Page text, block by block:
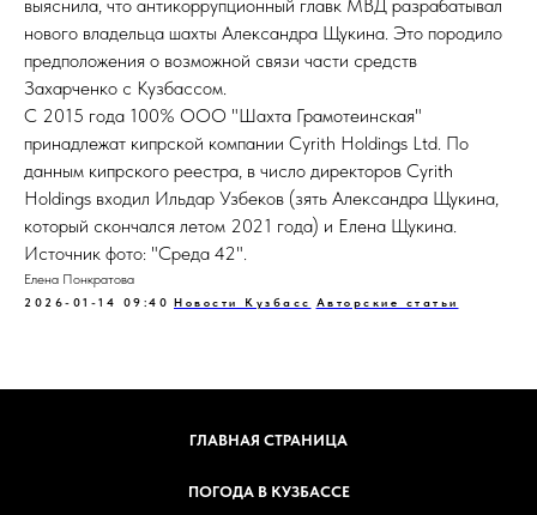
выяснила, что антикоррупционный главк МВД разрабатывал
нового владельца шахты Александра Щукина. Это породило
предположения о возможной связи части средств
Захарченко с Кузбассом.
С 2015 года 100% ООО "Шахта Грамотеинская"
принадлежат кипрской компании Cyrith Holdings Ltd. По
данным кипрского реестра, в число директоров Cyrith
Holdings входил Ильдар Узбеков (зять Александра Щукина,
который скончался летом 2021 года) и Елена Щукина.
Источник фото: "Среда 42".
Елена Понкратова
2026-01-14 09:40 Новости Кузбасс Авторские статьи
ГЛАВНАЯ СТРАНИЦА
ПОГОДА В КУЗБАССЕ